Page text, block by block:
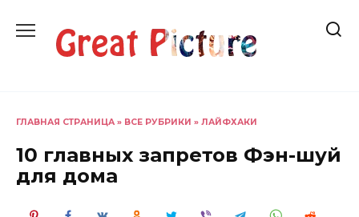
содержанию
ГЛАВНАЯ СТРАНИЦА » ВСЕ РУБРИКИ » ЛАЙФХАКИ
10 главных запретов Фэн-шуй
для дома